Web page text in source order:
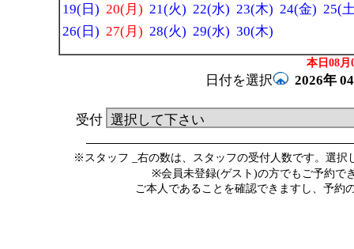
19(日) 20(月) 21(火) 22(水) 23(木) 24(金) 25(
26(日) 27(月) 28(火) 29(水) 30(木)
本日08月
日付を選択 2026年
受付
※スタッフ _右の数は、スタッフの受付人数です。選
※会員未登録(ゲスト)の方でもご予約で
ご本人であることを確認できますし、予約